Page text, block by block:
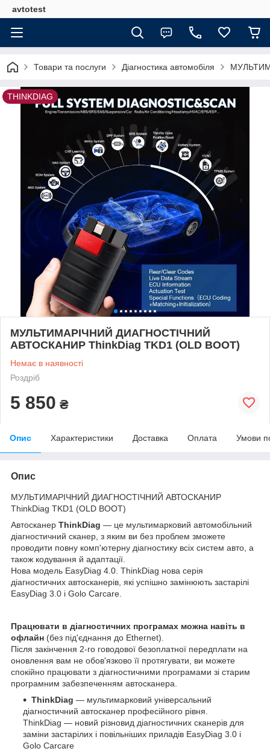
avtotest
Товари та послуги Діагностика автомобіля
THINKDIAG
МУЛЬТИМАРІЧНИЙ ДИАГНОСТІЧНИЙ
АВТОСКАНИР ThinkDiag TKD1 (OLD BOOT)
Немає в наявності
Роздріб
5 850 ₴
Опис Характеристики Доставка Оплата Умови
Опис
МУЛЬТИМАРІЧНИЙ ДИАГНОСТІЧНИЙ АВТОСКАНИР
ThinkDiag TKD1 (OLD BOOT)
Автосканер ThinkDiag — це мультимарковий автомобільний
діагностичний сканер, з яким ви без проблем зможете
проводити повну комп'ютерну діагностику всіх систем авто, а
також кодування й адаптації.
Нова модель EasyDiag 4.0. ThinkDiag нова серія
діагностичних автосканерів, які успішно замінюють застарілі
EasyDiag 3.0 і Golo Carcare.
Працювати в діагностичних програмах можна навіть в
офлайн (без під'єднання до Ethernet).
Після закінчення 2-го говодової безоплатної передплати на
оновлення вам не обов'язково її протягувати, ви можете
спокійно працювати з діагностичними програмами зі старим
програмним забезпеченням автосканера.
ThinkDiag — мультимарковий універсальний
діагностичний автосканер професійного рівня.
ThinkDiag — новий різновид діагностичних сканерів для
заміни застарілих і повільніших приладів EasyDiag 3.0 і
Golo Carcare